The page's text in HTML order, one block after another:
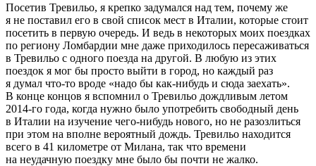
Посетив Тревильо, я крепко задумался над тем, почему же
я не поставил его в свой список мест в Италии, которые стоит
посетить в первую очередь. И ведь в некоторых моих поездках
по региону Ломбардии мне даже приходилось пересаживаться
в Тревильо с одного поезда на другой. В любую из этих
поездок я мог бы просто выйти в город, но каждый раз
я думал что-то вроде «надо бы как-нибудь и сюда заехать».
В конце концов я вспомнил о Тревильо дождливым летом
2014-го года, когда нужно было употребить свободный день
в Италии на изучение чего-нибудь нового, но не разозлиться
при этом на вполне вероятный дождь. Тревильо находится
всего в 41 километре от Милана, так что времени
на неудачную поездку мне было бы почти не жалко.